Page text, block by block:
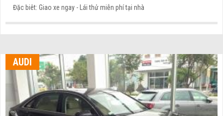
Đặc biêt: Giao xe ngay - Lái thử miễn phí tại nhà
AUDI